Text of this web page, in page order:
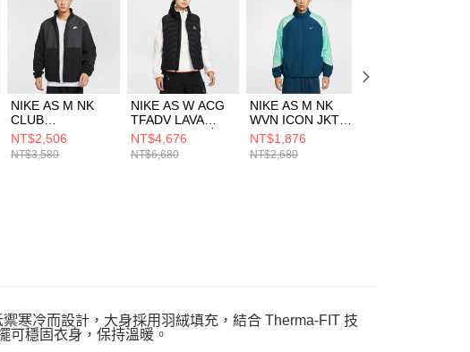
５．嚴禁一人註冊多個帳號或使用他人資訊註冊。若發現惡意使用之情
形，恩沛科技股份有限公司將有權停止該用戶之使用額度並採取法律行
動。
NIKE AS M NK
CLUB
WINTERIZD FZ
JKT 男 舖棉外套
IM9453010
NT$2,506
NT$3,580
NIKE AS W ACG
TFADV LAVA
FLOW VEST 女 羽
絨外套 IB0803010
NT$4,676
NT$6,680
NIKE AS M NK
WVN ICON JKT
STRTFV SN 男 風
衣外套
HV3364415
NT$1,876
NT$2,680
寒冷而設計，大身採用羽絨填充，結合 Therma-FIT 技
可穩固衣身，保持溫暖。